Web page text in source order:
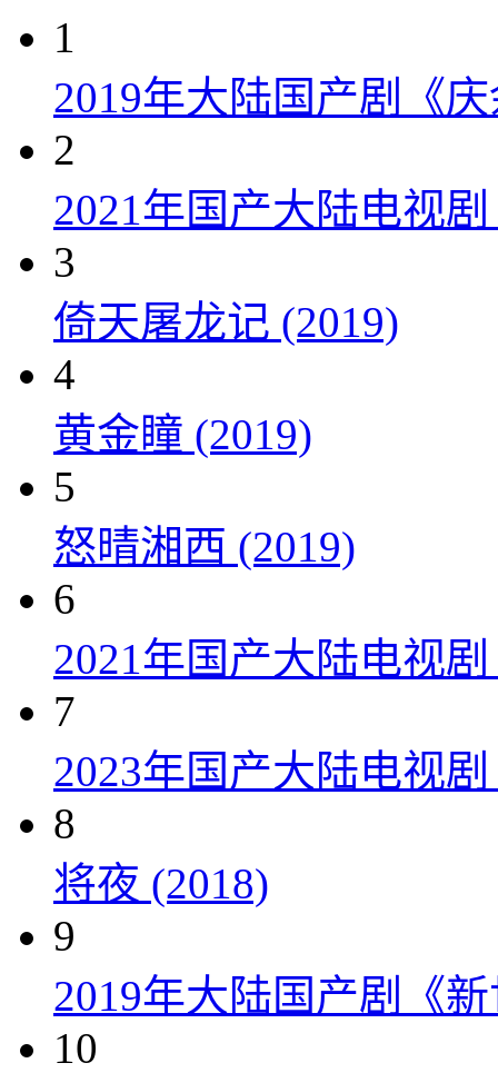
1
2019年大陆国产剧《
2
2021年国产大陆电视
3
倚天屠龙记 (2019)
4
黄金瞳 (2019)
5
怒晴湘西 (2019)
6
2021年国产大陆电视
7
2023年国产大陆电视
8
将夜 (2018)
9
2019年大陆国产剧《
10